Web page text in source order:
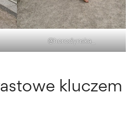
@horodynska_
kluczem